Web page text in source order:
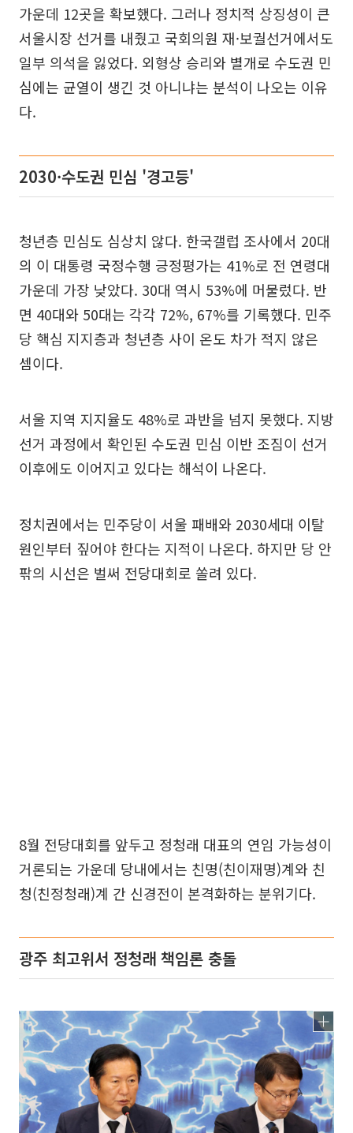
가운데 12곳을 확보했다. 그러나 정치적 상징성이 큰
서울시장 선거를 내줬고 국회의원 재·보궐선거에서도
일부 의석을 잃었다. 외형상 승리와 별개로 수도권 민
심에는 균열이 생긴 것 아니냐는 분석이 나오는 이유
다.
2030·수도권 민심 '경고등'
청년층 민심도 심상치 않다. 한국갤럽 조사에서 20대
의 이 대통령 국정수행 긍정평가는 41%로 전 연령대
가운데 가장 낮았다. 30대 역시 53%에 머물렀다. 반
면 40대와 50대는 각각 72%, 67%를 기록했다. 민주
당 핵심 지지층과 청년층 사이 온도 차가 적지 않은
셈이다.
서울 지역 지지율도 48%로 과반을 넘지 못했다. 지방
선거 과정에서 확인된 수도권 민심 이반 조짐이 선거
이후에도 이어지고 있다는 해석이 나온다.
정치권에서는 민주당이 서울 패배와 2030세대 이탈
원인부터 짚어야 한다는 지적이 나온다. 하지만 당 안
팎의 시선은 벌써 전당대회로 쏠려 있다.
8월 전당대회를 앞두고 정청래 대표의 연임 가능성이
거론되는 가운데 당내에서는 친명(친이재명)계와 친
청(친정청래)계 간 신경전이 본격화하는 분위기다.
광주 최고위서 정청래 책임론 충돌